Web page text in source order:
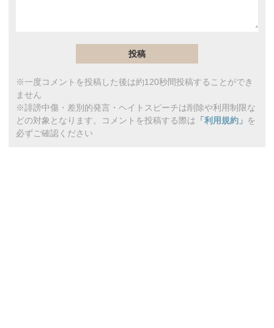
※一度コメントを投稿した後は約120秒間投稿することができ
ません
※誹謗中傷・差別的発言・ヘイトスピーチは削除や利用制限な
どの対象となります。コメントを投稿する際は 「利用規約」 を
必ずご確認ください